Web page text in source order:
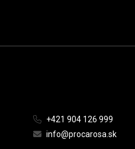
+421 904 126 999
info@procarosa.sk